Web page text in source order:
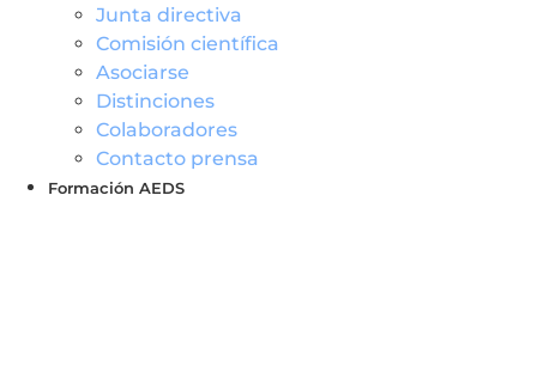
Junta directiva
Comisión científica
Asociarse
Distinciones
Colaboradores
Contacto prensa
Formación AEDS